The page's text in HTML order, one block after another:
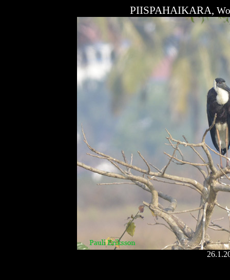
PIISPAHAIKARA,